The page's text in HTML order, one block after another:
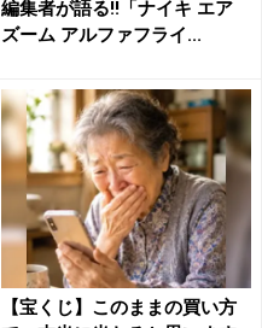
編集者が語る!!「ナイキ エア
ズーム アルファフライ...
【宝くじ】このままの買い方